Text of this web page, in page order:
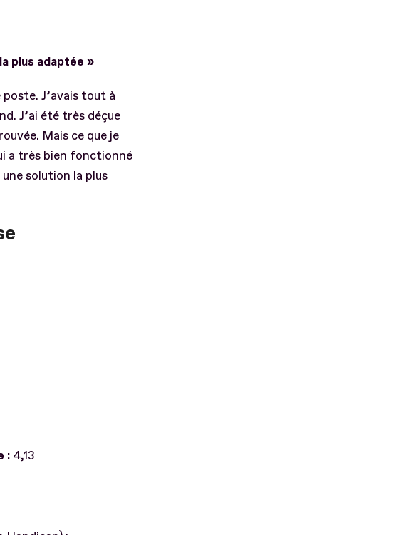
plus adaptée »
J’avais tout à
J’ai été très déçue
Mais ce que je
a très bien fonctionné
solution la plus
: 4,13